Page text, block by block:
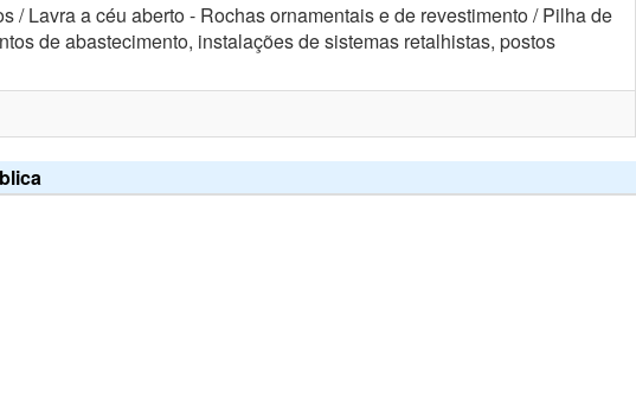
Lavra a céu aberto - Rochas ornamentais e de revestimento / Pilha de
de abastecimento, instalações de sistemas retalhistas, postos